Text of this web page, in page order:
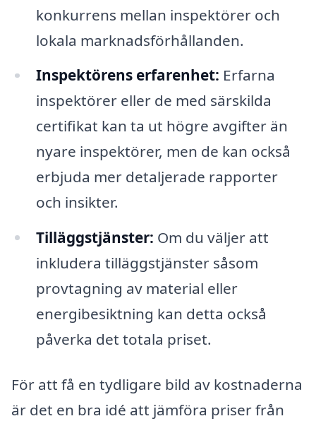
konkurrens mellan inspektörer och
lokala marknadsförhållanden.
Inspektörens erfarenhet: Erfarna
inspektörer eller de med särskilda
certifikat kan ta ut högre avgifter än
nyare inspektörer, men de kan också
erbjuda mer detaljerade rapporter
och insikter.
Tilläggstjänster: Om du väljer att
inkludera tilläggstjänster såsom
provtagning av material eller
energibesiktning kan detta också
påverka det totala priset.
För att få en tydligare bild av kostnaderna
är det en bra idé att jämföra priser från